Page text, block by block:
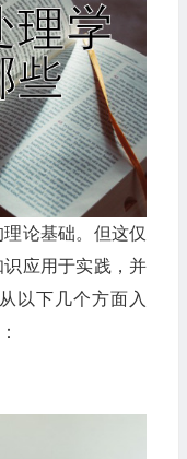
论基础。但这仅
应用于实践，并
以下几个方面入